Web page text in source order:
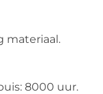
materiaal.
8000 uur.